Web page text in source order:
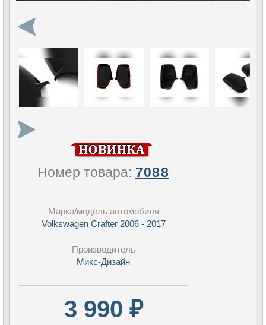
Номер товара: 7088
Марка/модель автомобиля
Volkswagen Crafter 2006 - 2017
Производитель
Микс-Дизайн
3 990 ₽